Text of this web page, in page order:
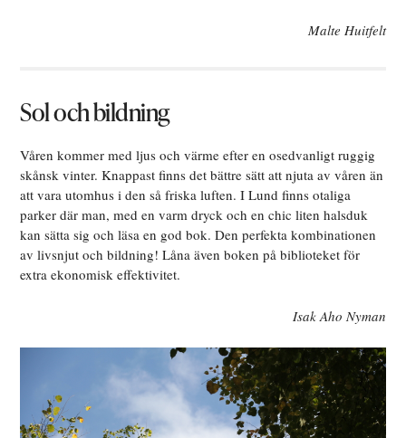
Malte Huitfelt
Sol och bildning
Våren kommer med ljus och värme efter en osedvanligt ruggig
skånsk vinter. Knappast finns det bättre sätt att njuta av våren än
att vara utomhus i den så friska luften. I Lund finns otaliga
parker där man, med en varm dryck och en chic liten halsduk
kan sätta sig och läsa en god bok. Den perfekta kombinationen
av livsnjut och bildning! Låna även boken på biblioteket för
extra ekonomisk effektivitet.
Isak Aho Nyman